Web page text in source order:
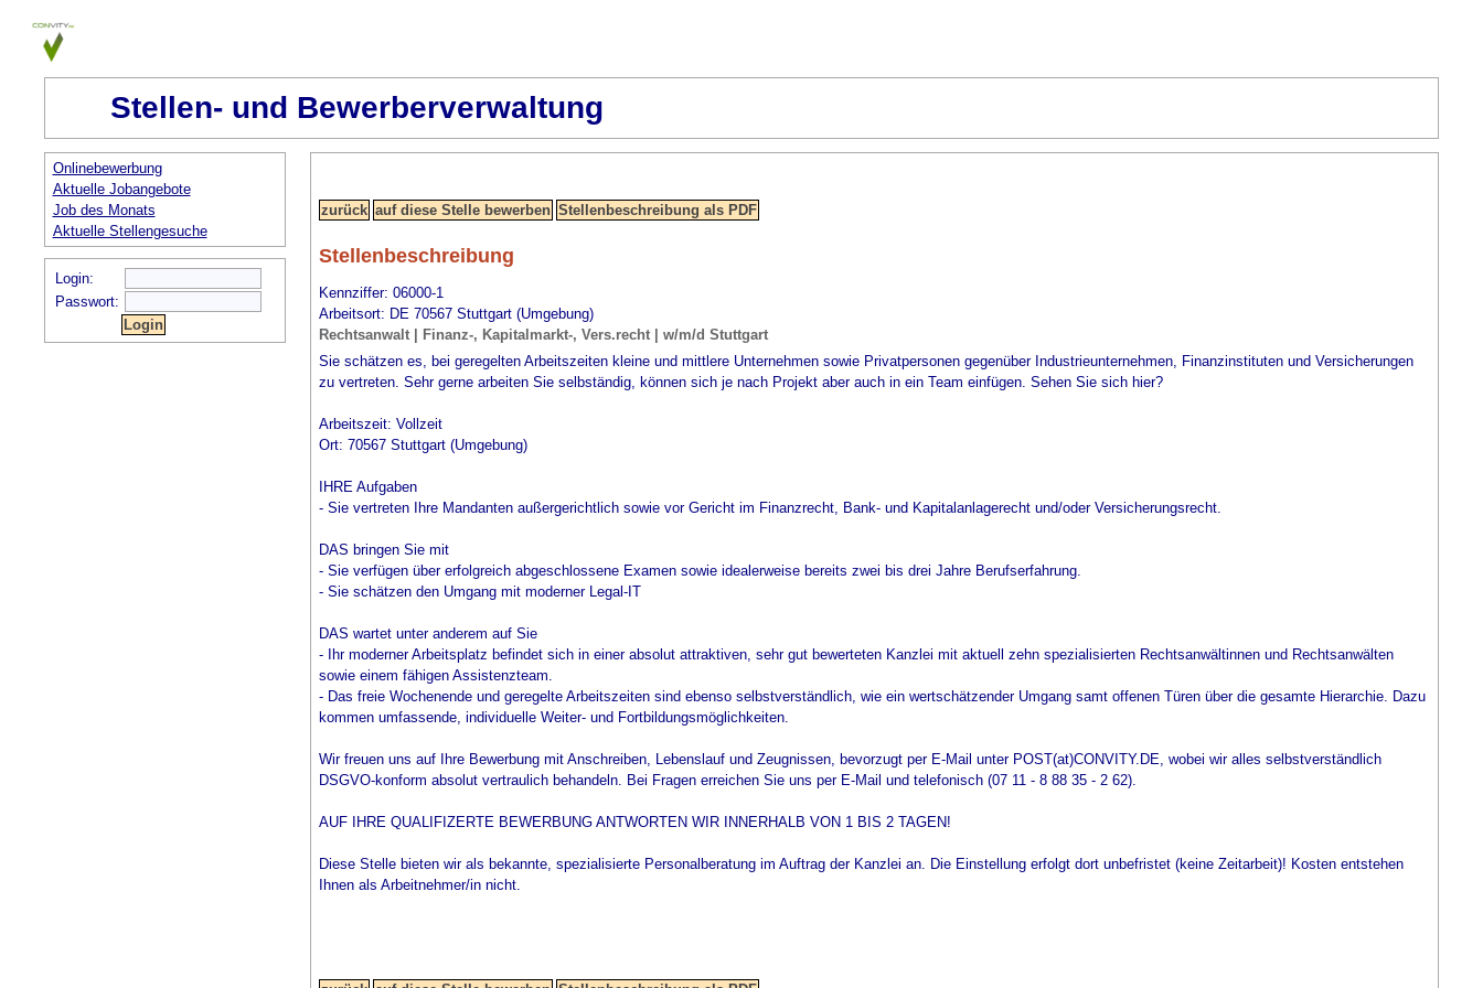
Stellen- und Bewerberverwaltung
Onlinebewerbung
Aktuelle Jobangebote
Job des Monats
Aktuelle Stellengesuche
Login:
Passwort:
Stellenbeschreibung
Kennziffer: 06000-1
Arbeitsort: DE 70567 Stuttgart (Umgebung)
Rechtsanwalt | Finanz-, Kapitalmarkt-, Vers.recht | w/m/d Stuttgart
Sie schätzen es, bei geregelten Arbeitszeiten kleine und mittlere Unternehmen sowie Privatpersonen gegenüber Industrieunternehmen, Finanzinstituten und Versicherungen
zu vertreten. Sehr gerne arbeiten Sie selbständig, können sich je nach Projekt aber auch in ein Team einfügen. Sehen Sie sich hier?
Arbeitszeit: Vollzeit
Ort: 70567 Stuttgart (Umgebung)
IHRE Aufgaben
- Sie vertreten Ihre Mandanten außergerichtlich sowie vor Gericht im Finanzrecht, Bank- und Kapitalanlagerecht und/oder Versicherungsrecht.
DAS bringen Sie mit
- Sie verfügen über erfolgreich abgeschlossene Examen sowie idealerweise bereits zwei bis drei Jahre Berufserfahrung.
- Sie schätzen den Umgang mit moderner Legal-IT
DAS wartet unter anderem auf Sie
- Ihr moderner Arbeitsplatz befindet sich in einer absolut attraktiven, sehr gut bewerteten Kanzlei mit aktuell zehn spezialisierten Rechtsanwältinnen und Rechtsanwälten
sowie einem fähigen Assistenzteam.
- Das freie Wochenende und geregelte Arbeitszeiten sind ebenso selbstverständlich, wie ein wertschätzender Umgang samt offenen Türen über die gesamte Hierarchie. Dazu
kommen umfassende, individuelle Weiter- und Fortbildungsmöglichkeiten.
Wir freuen uns auf Ihre Bewerbung mit Anschreiben, Lebenslauf und Zeugnissen, bevorzugt per E-Mail unter POST(at)CONVITY.DE, wobei wir alles selbstverständlich
DSGVO-konform absolut vertraulich behandeln. Bei Fragen erreichen Sie uns per E-Mail und telefonisch (07 11 - 8 88 35 - 2 62).
AUF IHRE QUALIFIZERTE BEWERBUNG ANTWORTEN WIR INNERHALB VON 1 BIS 2 TAGEN!
Diese Stelle bieten wir als bekannte, spezialisierte Personalberatung im Auftrag der Kanzlei an. Die Einstellung erfolgt dort unbefristet (keine Zeitarbeit)! Kosten entstehen
Ihnen als Arbeitnehmer/in nicht.